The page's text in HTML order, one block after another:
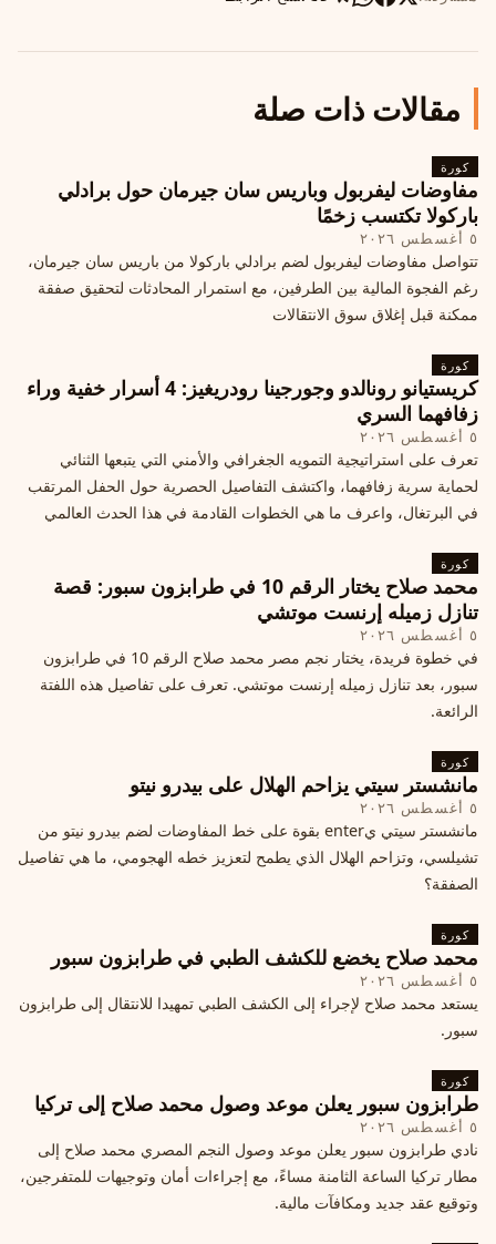
مقالات ذات صلة
كورة
مفاوضات ليفربول وباريس سان جيرمان حول برادلي
باركولا تكتسب زخمًا
٥ أغسطس ٢٠٢٦
تتواصل مفاوضات ليفربول لضم برادلي باركولا من باريس سان جيرمان،
رغم الفجوة المالية بين الطرفين، مع استمرار المحادثات لتحقيق صفقة
ممكنة قبل إغلاق سوق الانتقالات
كورة
كريستيانو رونالدو وجورجينا رودريغيز: 4 أسرار خفية وراء
زفافهما السري
٥ أغسطس ٢٠٢٦
تعرف على استراتيجية التمويه الجغرافي والأمني التي يتبعها الثنائي
لحماية سرية زفافهما، واكتشف التفاصيل الحصرية حول الحفل المرتقب
في البرتغال، واعرف ما هي الخطوات القادمة في هذا الحدث العالمي
كورة
محمد صلاح يختار الرقم 10 في طرابزون سبور: قصة
تنازل زميله إرنست موتشي
٥ أغسطس ٢٠٢٦
في خطوة فريدة، يختار نجم مصر محمد صلاح الرقم 10 في طرابزون
سبور، بعد تنازل زميله إرنست موتشي. تعرف على تفاصيل هذه اللفتة
الرائعة.
كورة
مانشستر سيتي يزاحم الهلال على بيدرو نيتو
٥ أغسطس ٢٠٢٦
مانشستر سيتي يenter بقوة على خط المفاوضات لضم بيدرو نيتو من
تشيلسي، وتزاحم الهلال الذي يطمح لتعزيز خطه الهجومي، ما هي تفاصيل
الصفقة؟
كورة
محمد صلاح يخضع للكشف الطبي في طرابزون سبور
٥ أغسطس ٢٠٢٦
يستعد محمد صلاح لإجراء إلى الكشف الطبي تمهيدا للانتقال إلى طرابزون
سبور.
كورة
طرابزون سبور يعلن موعد وصول محمد صلاح إلى تركيا
٥ أغسطس ٢٠٢٦
نادي طرابزون سبور يعلن موعد وصول النجم المصري محمد صلاح إلى
مطار تركيا الساعة الثامنة مساءً، مع إجراءات أمان وتوجيهات للمتفرجين،
وتوقيع عقد جديد ومكافآت مالية.